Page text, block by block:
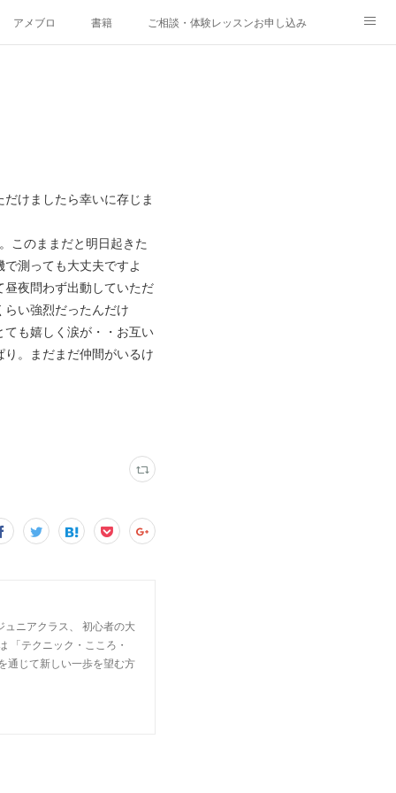
アメブロ 書籍 ご相談・体験レッスンお申し込み
けましたら幸いに存じま
このままだと明日起きた
測っても大丈夫ですよ
夜問わず出動していただ
い強烈だったんだけ
も嬉しく涙が・・お互い
。まだまだ仲間がいるけ
ニアクラス、 初心者の大
「テクニック・こころ・
通じて新しい一歩を望む方